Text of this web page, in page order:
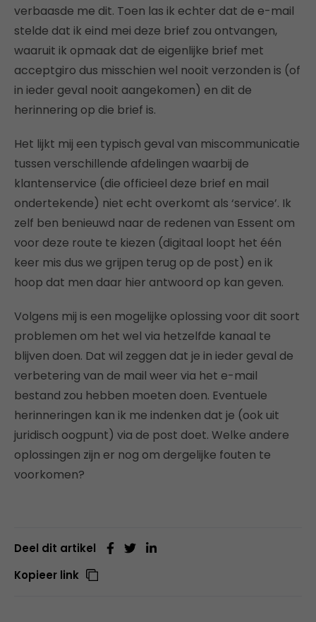
verbaasde me dit. Toen las ik echter dat de e-mail
stelde dat ik eind mei deze brief zou ontvangen,
waaruit ik opmaak dat de eigenlijke brief met
acceptgiro dus misschien wel nooit verzonden is (of
in ieder geval nooit aangekomen) en dit de
herinnering op die brief is.
Het lijkt mij een typisch geval van miscommunicatie
tussen verschillende afdelingen waarbij de
klantenservice (die officieel deze brief en mail
ondertekende) niet echt overkomt als ‘service’. Ik
zelf ben benieuwd naar de redenen van Essent om
voor deze route te kiezen (digitaal loopt het één
keer mis dus we grijpen terug op de post) en ik
hoop dat men daar hier antwoord op kan geven.
Volgens mij is een mogelijke oplossing voor dit soort
problemen om het wel via hetzelfde kanaal te
blijven doen. Dat wil zeggen dat je in ieder geval de
verbetering van de mail weer via het e-mail
bestand zou hebben moeten doen. Eventuele
herinneringen kan ik me indenken dat je (ook uit
juridisch oogpunt) via de post doet. Welke andere
oplossingen zijn er nog om dergelijke fouten te
voorkomen?
Deel dit artikel
Kopieer link